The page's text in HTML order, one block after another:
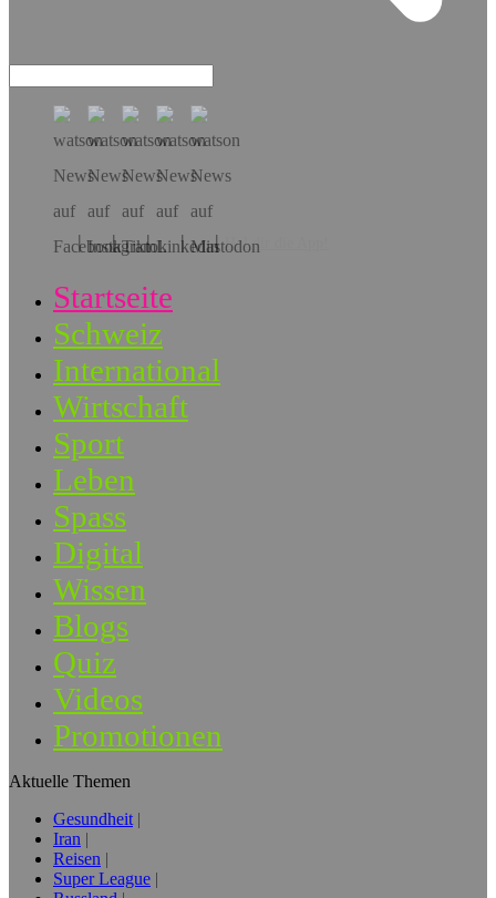
Hol dir die App!
Startseite
Schweiz
International
Wirtschaft
Sport
Leben
Spass
Digital
Wissen
Blogs
Quiz
Videos
Promotionen
Aktuelle Themen
Gesundheit
Iran
Reisen
Super League